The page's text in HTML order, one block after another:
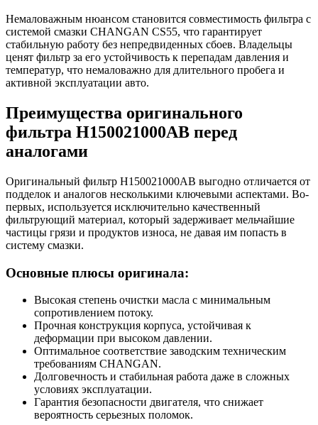
Немаловажным нюансом становится совместимость фильтра с
системой смазки CHANGAN CS55, что гарантирует
стабильную работу без непредвиденных сбоев. Владельцы
ценят фильтр за его устойчивость к перепадам давления и
температур, что немаловажно для длительного пробега и
активной эксплуатации авто.
Преимущества оригинального
фильтра H150021000AB перед
аналогами
Оригинальный фильтр H150021000AB выгодно отличается от
подделок и аналогов несколькими ключевыми аспектами. Во-
первых, используется исключительно качественный
фильтрующий материал, который задерживает мельчайшие
частицы грязи и продуктов износа, не давая им попасть в
систему смазки.
Основные плюсы оригинала:
Высокая степень очистки масла с минимальным
сопротивлением потоку.
Прочная конструкция корпуса, устойчивая к
деформации при высоком давлении.
Оптимальное соответствие заводским техническим
требованиям CHANGAN.
Долговечность и стабильная работа даже в сложных
условиях эксплуатации.
Гарантия безопасности двигателя, что снижает
вероятность серьезных поломок.